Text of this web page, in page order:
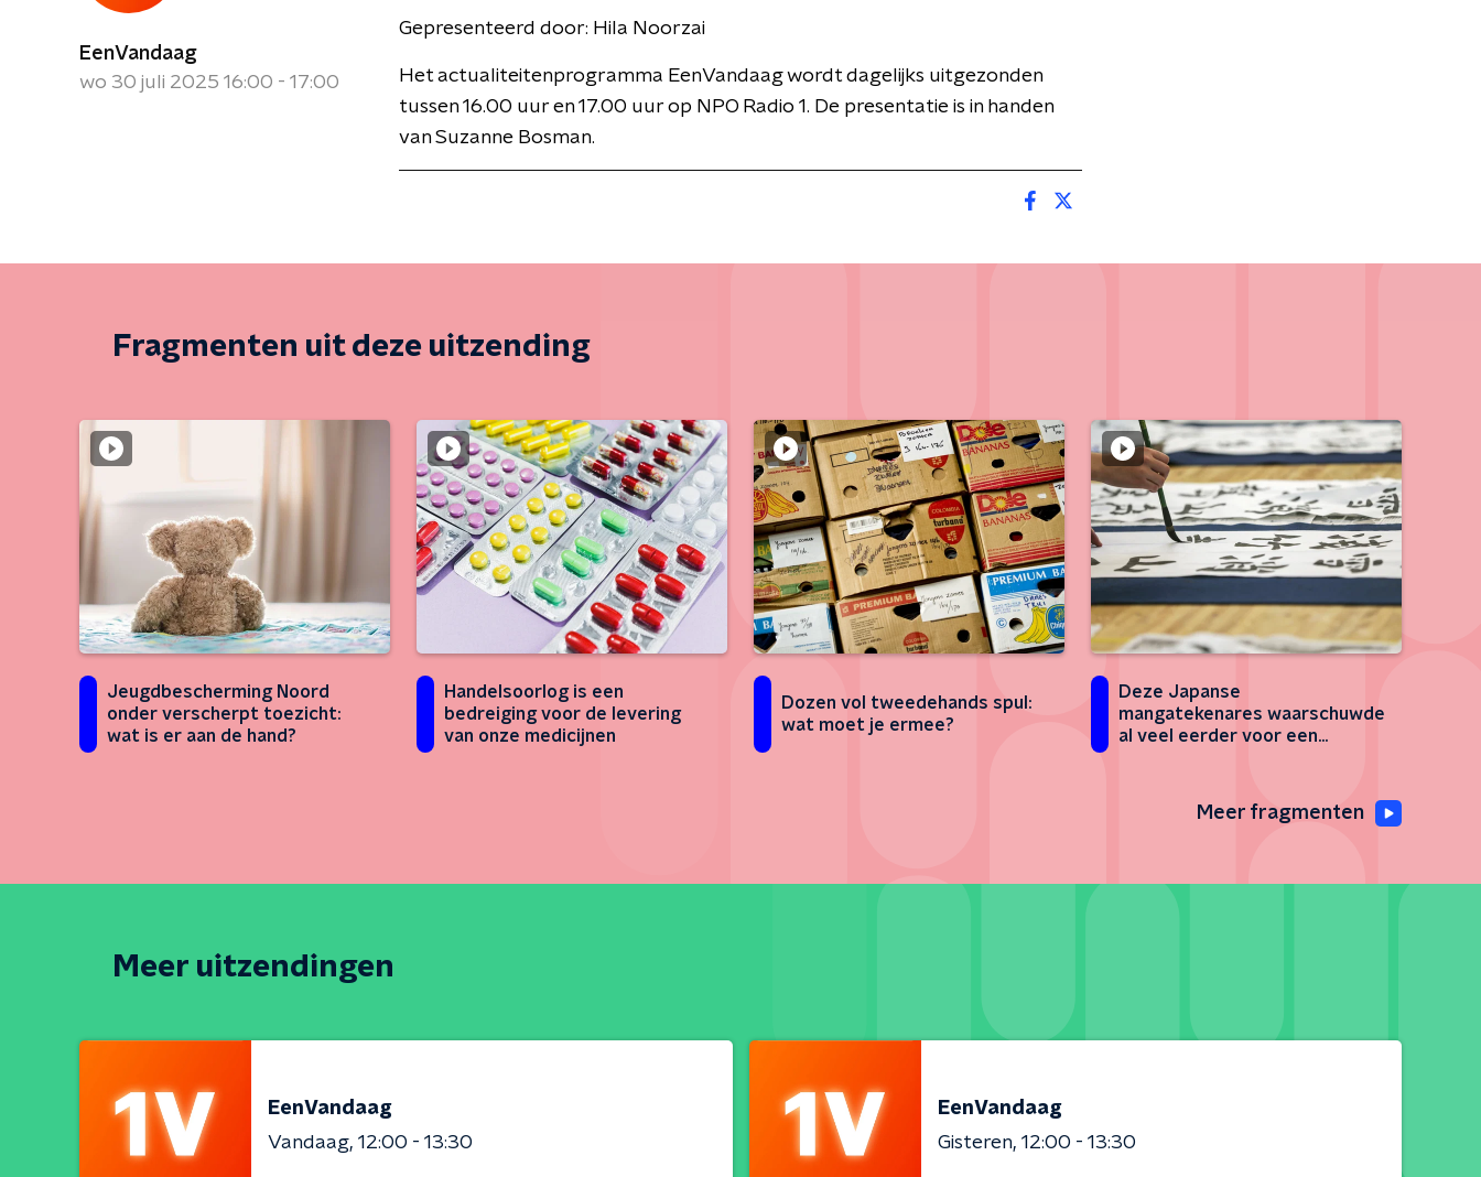
EenVandaag
wo 30 juli 2025 16:00 - 17:00
Gepresenteerd door: Hila Noorzai
Het actualiteitenprogramma EenVandaag wordt dagelijks uitgezonden
tussen 16.00 uur en 17.00 uur op NPO Radio 1. De presentatie is in handen
van Suzanne Bosman.
Fragmenten uit deze uitzending
Jeugdbescherming Noord
onder verscherpt toezicht:
wat is er aan de hand?
Handelsoorlog is een
bedreiging voor de levering
van onze medicijnen
Dozen vol tweedehands spul:
wat moet je ermee?
Deze Japanse
mangatekenares waarschuwde
al veel eerder voor een
Meer fragmenten
Meer uitzendingen
EenVandaag
Vandaag 12:00 - 13:30
EenVandaag
Gisteren 12:00 - 13:30